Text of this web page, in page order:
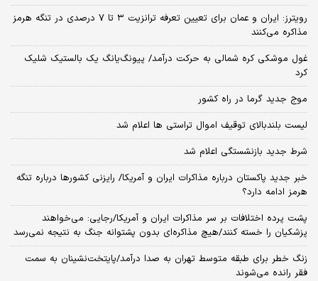
رویترز: ایران و عمان برای تعیین تعرفه ترانزیت ۳ تا ۷ درصدی در تنگه هرمز
مذاکره می‌کنند
غول موشکی کره شمالی به حرکت درآمد/ پیونگ‌یانگ یک بالستیک شلیک
کرد
موج جدید گرما در راه کشور
لیست بلندبالای توقیف اموال تراستی ها اعلام شد
شرط جدید بازنشستگی اعلام شد
خبر جدید پاکستان درباره مذاکرات ایران و آمریکا/ رایزنی کشورها درباره تنگه
هرمز ادامه دارد؟
پشت پرده اختلافات بر سر مذاکرات ایران و آمریکا/رجایی: می‌خواهند
پزشکیان را خسته کنند/هیچ مذاکره‌ای بدون پشتوانه جنگ به نتیجه نمی‌رسد
زنگ خطر برای طبقه متوسط تهران به صدا درآمد/پایتخت‌نشینان به سمت
فقر رانده می‌شوند